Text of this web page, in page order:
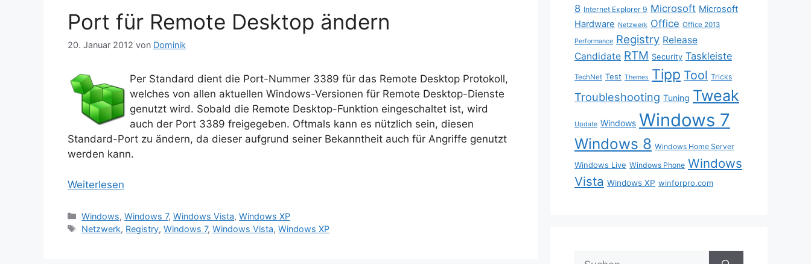
Port für Remote Desktop ändern
20. Januar 2012 von Dominik
Per Standard dient die Port-Nummer 3389 für das Remote Desktop Protokoll,
welches von allen aktuellen Windows-Versionen für Remote Desktop-Dienste
genutzt wird. Sobald die Remote Desktop-Funktion eingeschaltet ist, wird
auch der Port 3389 freigegeben. Oftmals kann es nützlich sein, diesen
Standard-Port zu ändern, da dieser aufgrund seiner Bekanntheit auch für Angriffe genutzt
werden kann.
Weiterlesen
Kategorien
Windows,Windows 7,Windows Vista,Windows XP
Schlagwörter
Netzwerk, Registry,Windows 7,Windows Vista,Windows XP
8 Internet Explorer 9 Microsoft Microsoft
Hardware Netzwerk Office Office 2013
Performance Registry Release
Candidate RTM Security Taskleiste
TechNet Test Themes Tipp Tool Tricks
Troubleshooting Tuning Tweak
Update Windows Windows 7
Windows 8 Windows Home Server
Windows Live Windows Phone Windows
Vista Windows XP winforpro.com
Suche